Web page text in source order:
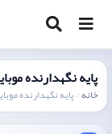
پایه نگهدارنده
خانه/پایه نگهدارنده